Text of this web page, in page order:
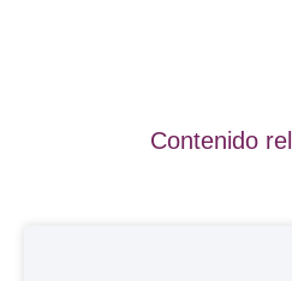
Contenido